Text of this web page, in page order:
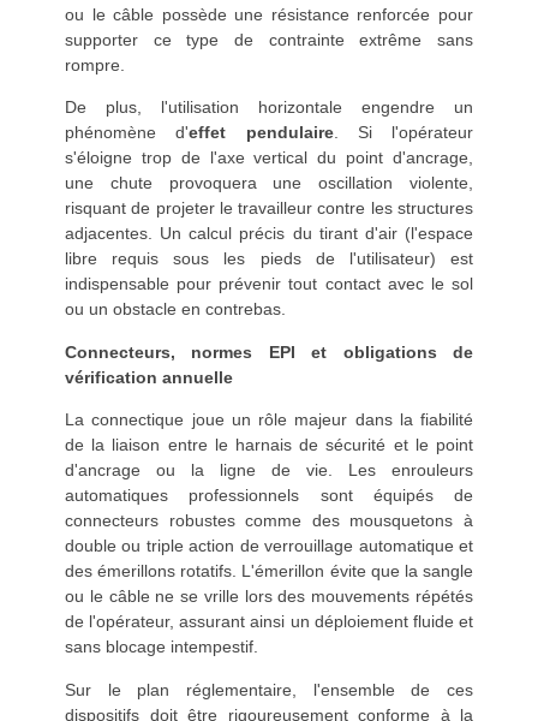
ou le câble possède une résistance renforcée pour
supporter ce type de contrainte extrême sans
rompre.
De plus, l'utilisation horizontale engendre un
phénomène d'effet pendulaire. Si l'opérateur
s'éloigne trop de l'axe vertical du point d'ancrage,
une chute provoquera une oscillation violente,
risquant de projeter le travailleur contre les structures
adjacentes. Un calcul précis du tirant d'air (l'espace
libre requis sous les pieds de l'utilisateur) est
indispensable pour prévenir tout contact avec le sol
ou un obstacle en contrebas.
Connecteurs, normes EPI et obligations de
vérification annuelle
La connectique joue un rôle majeur dans la fiabilité
de la liaison entre le harnais de sécurité et le point
d'ancrage ou la ligne de vie. Les enrouleurs
automatiques professionnels sont équipés de
connecteurs robustes comme des mousquetons à
double ou triple action de verrouillage automatique et
des émerillons rotatifs. L'émerillon évite que la sangle
ou le câble ne se vrille lors des mouvements répétés
de l'opérateur, assurant ainsi un déploiement fluide et
sans blocage intempestif.
Sur le plan réglementaire, l'ensemble de ces
dispositifs doit être rigoureusement conforme à la